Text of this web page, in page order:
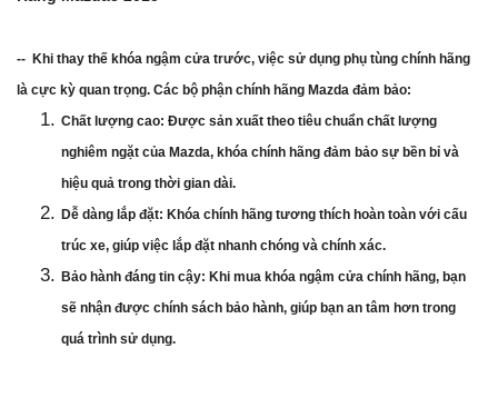
-- Khi thay thế khóa ngậm cửa trước, việc sử dụng phụ tùng chính hãng
là cực kỳ quan trọng. Các bộ phận chính hãng Mazda đảm bảo:
Chất lượng cao: Được sản xuất theo tiêu chuẩn chất lượng
nghiêm ngặt của Mazda, khóa chính hãng đảm bảo sự bền bỉ và
hiệu quả trong thời gian dài.
Dễ dàng lắp đặt: Khóa chính hãng tương thích hoàn toàn với cấu
trúc xe, giúp việc lắp đặt nhanh chóng và chính xác.
Bảo hành đáng tin cậy: Khi mua khóa ngậm cửa chính hãng, bạn
sẽ nhận được chính sách bảo hành, giúp bạn an tâm hơn trong
quá trình sử dụng.